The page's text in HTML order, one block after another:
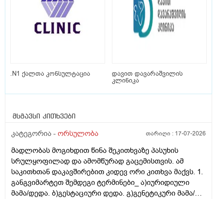
.N1 ქალთა კონსულტაცია
დავით დავარაშვილის
კლინიკა
მსგავსი კითხვები
კატეგორია - ორსულობა თარიღი : 17-07-2026
მადლობას მოგიხდით წინა შეკითხვაზე პასუხის
სრულყოფილად და ამომწურად გაცემისთვის. ამ
საკითხთან დაკავშირებით კიდევ ორი კითხვა მაქვს. 1.
განგვიმარტეთ შემდეგი ტერმინები_ ა)იურიდიული
მამა/დედა. ბ)გესტაციური დედა. გ)გენეტიკური მამა/